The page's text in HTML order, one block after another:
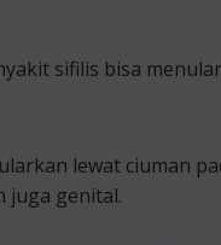
sifilis bisa
lewat ciuman
juga genital.